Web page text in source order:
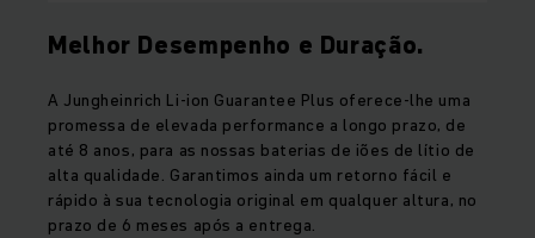
Melhor Desempenho e Duração.
A Jungheinrich Li-ion Guarantee Plus oferece-lhe uma
promessa de elevada performance a longo prazo, de
até 8 anos, para as nossas baterias de iões de lítio de
alta qualidade. Garantimos ainda um retorno fácil e
rápido à sua tecnologia original em qualquer altura, no
prazo de 6 meses após a entrega.